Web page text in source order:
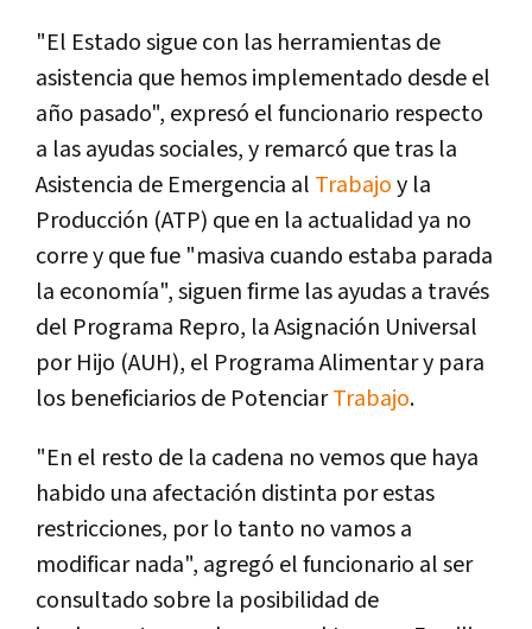
"El Estado sigue con las herramientas de
asistencia que hemos implementado desde el
año pasado", expresó el funcionario respecto
a las ayudas sociales, y remarcó que tras la
Asistencia de Emergencia al Trabajoy la
Producción (ATP) que en la actualidad ya no
corre y que fue "masiva cuando estaba parada
la economía", siguen firme las ayudas a través
del Programa Repro, la Asignación Universal
por Hijo (AUH), el Programa Alimentar y para
los beneficiarios de PotenciarTrabajo.
"En el resto de la cadena no vemos que haya
habido una afectación distinta por estas
restricciones, por lo tanto no vamos a
modificar nada", agregó el funcionario al ser
consultado sobre la posibilidad de